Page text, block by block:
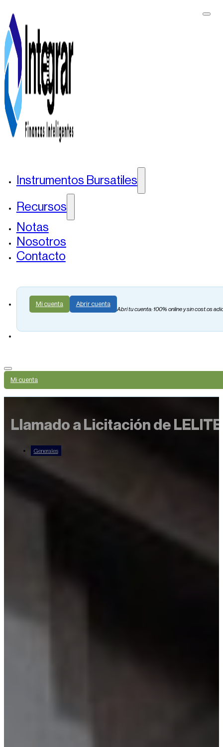
Instrumentos Bursatiles
Recursos
Notas
Nosotros
Contacto
Mi cuenta Abrir cuenta
Abrí tu cuenta: 100% online y sin cost.os
Mi cuenta
Llamado a Licitación de
Generales